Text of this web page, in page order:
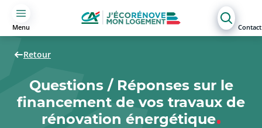
Menu Contact
Retour
Questions / Réponses sur le
financement de vos travaux de
rénovation énergétique